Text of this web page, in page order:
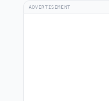
ADVERTISEMENT